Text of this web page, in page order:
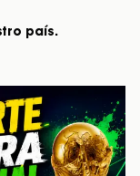
país.